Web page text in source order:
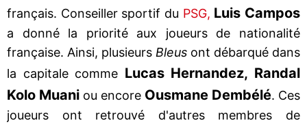
français. Conseiller sportif du PSG, Luis Campos
a donné la priorité aux joueurs de nationalité
française. Ainsi, plusieurs Bleus ont débarqué dans
la capitale comme Lucas Hernandez, Randal
Kolo Muani ou encore Ousmane Dembélé. Ces
joueurs ont retrouvé d'autres membres de